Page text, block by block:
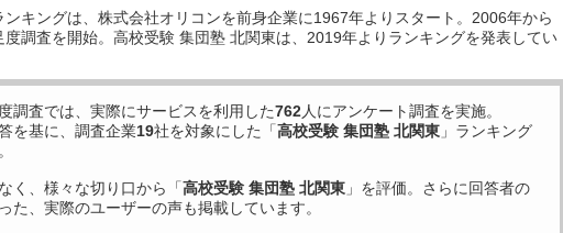
ンキングは、株式会社オリコンを前身企業に1967年よりスタート。2006年から
度調査を開始。高校受験 集団塾 北関東は、2019年よりランキングを発表してい
調査では、実際にサービスを利用した762人にアンケート調査を実施。
を基に、調査企業19社を対象にした「高校受験 集団塾 北関東 」ランキング
く、様々な切り口から「高校受験 集団塾 北関東 」を評価。さらに回答者の
た、実際のユーザーの声も掲載しています。